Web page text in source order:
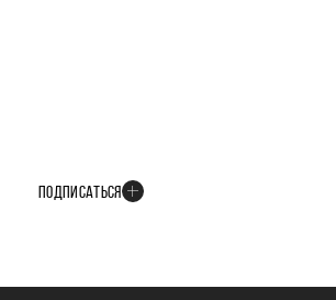
ПОДПИСАТЬСЯ